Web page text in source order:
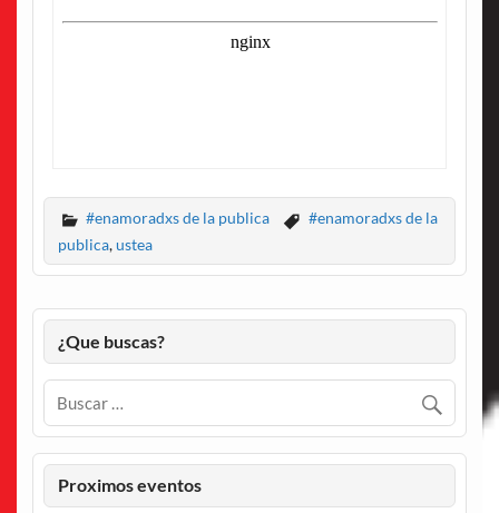
#enamoradxs de la publica
#enamoradxs de la
publica,ustea
¿Que buscas?
Proximos eventos